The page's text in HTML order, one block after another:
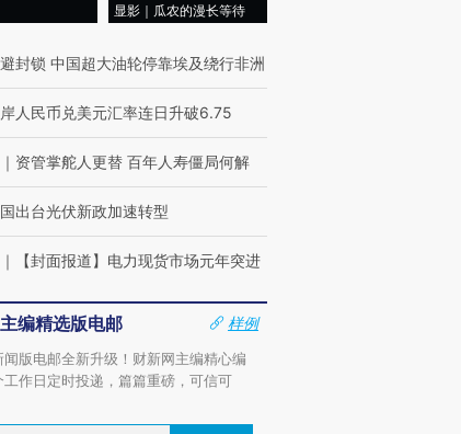
显影｜瓜农的漫长等待
封锁 中国超大油轮停靠埃及绕行非洲
人民币兑美元汇率连日升破6.75
｜ 资管掌舵人更替 百年人寿僵局何解
出台光伏新政加速转型
｜ 【封面报道】电力现货市场元年突进
编精选版电邮
样例
闻版电邮全新升级！财新网主编精心编
工作日定时投递，篇篇重磅，可信可